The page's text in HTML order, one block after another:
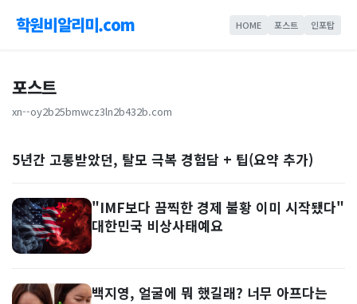
학원비알리미.com HOME 포스트 인포탑
포스트
xn--oy2b25bmwcz3ln2b432b.com
5년간 고통받았던, 탈모 극복 경험담 + 팁(요약 추가)
"IMF보다 끔찍한 경제 불황 이미 시작됐다"
대한민국 비상사태예요
백지영, 얼굴에 뭐 했길래? 너무 아프다는